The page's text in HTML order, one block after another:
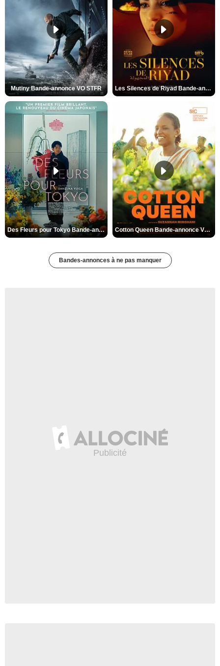
Mutiny Bande-annonce VO STFR Les Silences de Riyad Bande-annonce VO STFR
Des Fleurs pour Tokyo Bande-annonce VO STFR Cotton Queen Bande-annonce VO STFR
Bandes-annonces à ne pas manquer